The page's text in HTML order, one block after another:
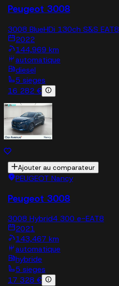
Peugeot 3008
3008 BlueHDi 130ch S&S EAT8
2022
144,969 km
automatique
diesel
5 sieges
16 282 €
Ajouter au comparateur
PEUGEOT Nancy
Peugeot 3008
3008 Hybrid4 300 e-EAT8
2021
143,467 km
automatique
hybride
5 sieges
17 328 €